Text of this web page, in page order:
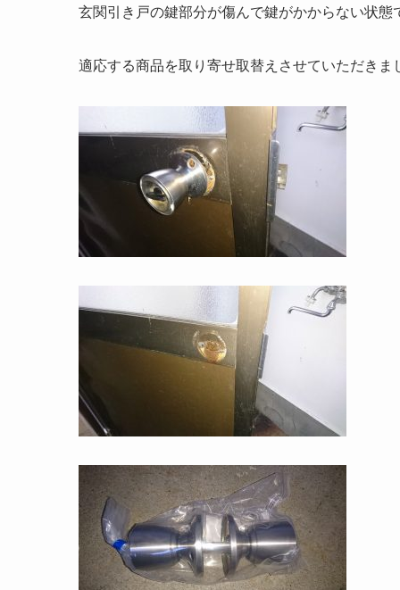
玄関引き戸の鍵部分が傷んで鍵がかからない状態
適応する商品を取り寄せ取替えさせていただきま